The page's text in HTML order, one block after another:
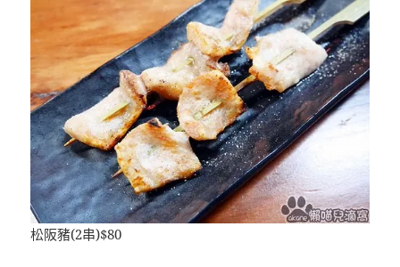
松阪豬(2串)$80